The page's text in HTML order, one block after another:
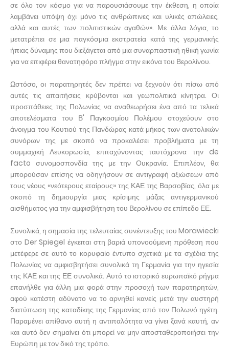
σε όλο τον κόσμο για να παρουσιάσουμε την έκθεση, η οποία
λαμβάνει υπόψη όχι μόνο τις ανθρώπινες και υλικές απώλειες,
αλλά και αυτές των πολιτιστικών αγαθών». Με άλλα λόγια, το
μετατρέπει σε μια παγκόσμια εκστρατεία κατά της γερμανικής
ήπιας δύναμης που διεξάγεται από μια συναρπαστική ηθική γωνία
για να επιφέρει θανατηφόρο πλήγμα στην εικόνα του Βερολίνου.
Ωστόσο, οι παρατηρητές δεν πρέπει να ξεχνούν ότι πίσω από
αυτές τις απαιτήσεις κρύβονται και γεωπολιτικά κίνητρα. Οι
προσπάθειες της Πολωνίας να αναθεωρήσει ένα από τα τελικά
αποτελέσματα του Β' Παγκοσμίου Πολέμου στοχεύουν στο
άνοιγμα του Κουτιού της Πανδώρας κατά μήκος των ανατολικών
συνόρων της με σκοπό να προκαλέσει προβλήματα με τη
συμμαχική Λευκορωσία, επιταχύνοντας ταυτόχρονα την de
facto συνομοσπονδία της με την Ουκρανία. Επιπλέον, θα
μπορούσαν επίσης να οδηγήσουν σε αντιγραφή αξιώσεων από
τους νέους «νεότερους εταίρους» της ΚΑΕ της Βαρσοβίας, όλα με
σκοπό τη δημιουργία μιας κρίσιμης μάζας αντιγερμανικού
αισθήματος για την αμφισβήτηση του Βερολίνου σε επίπεδο ΕΕ.
Συνολικά, η σημασία της τελευταίας συνέντευξης του Morawiecki
στο Der Spiegel έγκειται στη βαριά υπονοούμενη πρόθεση που
μετέφερε σε αυτό το κορυφαίο έντυπο σχετικά με τα σχέδια της
Πολωνίας να αμφισβητήσει συνολικά τη Γερμανία για την ηγεσία
της ΚΑΕ και της ΕΕ συνολικά. Αυτό το ιστορικό ευρωπαϊκό ρήγμα
επανήλθε για άλλη μια φορά στην προσοχή των παρατηρητών,
αφού κατέστη αδύνατο να το αρνηθεί κανείς μετά την αυστηρή
διατύπωση της καταδίκης της Γερμανίας από τον Πολωνό ηγέτη.
Παραμένει απίθανο αυτή η αντιπαλότητα να γίνει ξανά καυτή, αν
και αυτό δεν σημαίνει ότι μπορεί να μην αποσταθεροποιήσει την
Ευρώπη με τον δικό της τρόπο.